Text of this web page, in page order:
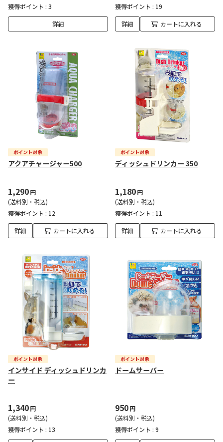
獲得ポイント : 3
詳細
獲得ポイント : 19
詳細 カートに入れる
アクアチャージャー500
1,290円
(送料別・税込)
獲得ポイント : 12
詳細 カートに入れる
ディッシュドリンカー 350
1,180円
(送料別・税込)
獲得ポイント : 11
詳細 カートに入れる
インサイド ディッシュドリンカ
ー
1,340円
(送料別・税込)
獲得ポイント : 13
ドームサーバー
950円
(送料別・税込)
獲得ポイント : 9